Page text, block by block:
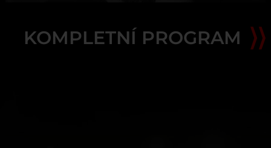
KOMPLETNÍ PROGRAM